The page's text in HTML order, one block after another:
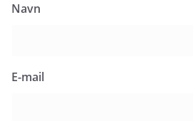
Navn
E-mail